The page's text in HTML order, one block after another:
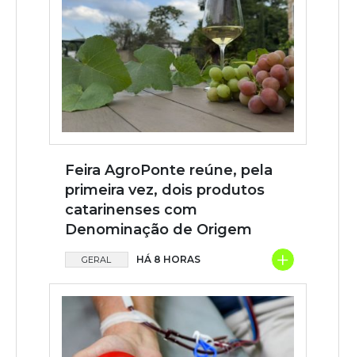
Feira AgroPonte reúne, pela
primeira vez, dois produtos
catarinenses com
Denominação de Origem
GERAL HÁ 8 HORAS +